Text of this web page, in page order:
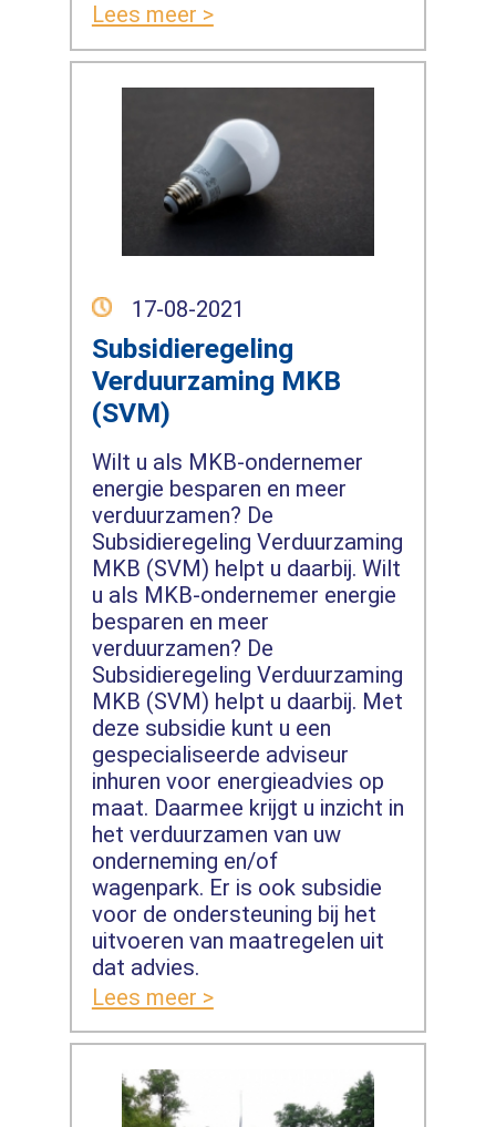
Lees meer >
17-08-2021
Subsidieregeling
Verduurzaming MKB
(SVM)
Wilt u als MKB-ondernemer
energie besparen en meer
verduurzamen? De
Subsidieregeling Verduurzaming
MKB (SVM) helpt u daarbij. Wilt
u als MKB-ondernemer energie
besparen en meer
verduurzamen? De
Subsidieregeling Verduurzaming
MKB (SVM) helpt u daarbij. Met
deze subsidie kunt u een
gespecialiseerde adviseur
inhuren voor energieadvies op
maat. Daarmee krijgt u inzicht in
het verduurzamen van uw
onderneming en/of
wagenpark. Er is ook subsidie
voor de ondersteuning bij het
uitvoeren van maatregelen uit
dat advies.
Lees meer >